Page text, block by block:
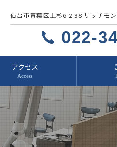
022-
仙台市青葉区上杉6-2-38 リッチモ
アクセス